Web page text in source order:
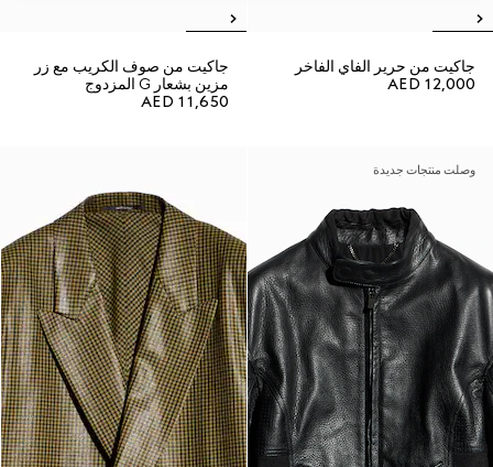
جاكيت من حرير الفاي الفاخر
AED 12,000
جاكيت من صوف الكريب مع زر
مزين بشعار G المزدوج
AED 11,650
وصلت منتجات جديدة